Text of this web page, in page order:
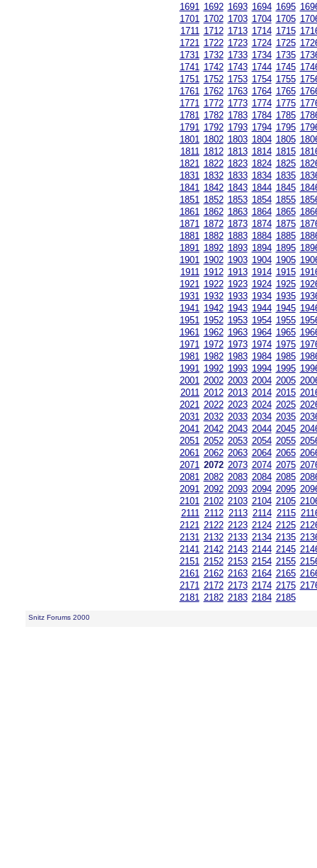
1691 1692 1693 1694 1695
1701 1702 1703 1704 1705
1711 1712 1713 1714 1715
1721 1722 1723 1724 1725
1731 1732 1733 1734 1735
1741 1742 1743 1744 1745
1751 1752 1753 1754 1755
1761 1762 1763 1764 1765
1771 1772 1773 1774 1775
1781 1782 1783 1784 1785
1791 1792 1793 1794 1795
1801 1802 1803 1804 1805
1811 1812 1813 1814 1815
1821 1822 1823 1824 1825
1831 1832 1833 1834 1835
1841 1842 1843 1844 1845
1851 1852 1853 1854 1855
1861 1862 1863 1864 1865
1871 1872 1873 1874 1875
1881 1882 1883 1884 1885
1891 1892 1893 1894 1895
1901 1902 1903 1904 1905
1911 1912 1913 1914 1915
1921 1922 1923 1924 1925
1931 1932 1933 1934 1935
1941 1942 1943 1944 1945
1951 1952 1953 1954 1955
1961 1962 1963 1964 1965
1971 1972 1973 1974 1975
1981 1982 1983 1984 1985
1991 1992 1993 1994 1995
2001 2002 2003 2004 2005
2011 2012 2013 2014 2015
2021 2022 2023 2024 2025
2031 2032 2033 2034 2035
2041 2042 2043 2044 2045
2051 2052 2053 2054 2055
2061 2062 2063 2064 2065
2071 2072 2073 2074 2075
2081 2082 2083 2084 2085
2091 2092 2093 2094 2095
2101 2102 2103 2104 2105
2111 2112 2113 2114 2115
2121 2122 2123 2124 2125
2131 2132 2133 2134 2135
2141 2142 2143 2144 2145
2151 2152 2153 2154 2155
2161 2162 2163 2164 2165
2171 2172 2173 2174 2175
2181 2182 2183 2184 2185
Snitz Forums 2000